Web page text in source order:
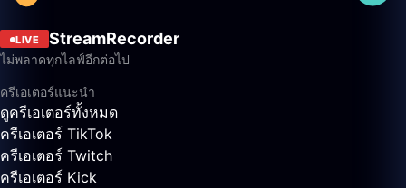
LIVE StreamRecorder
ไม่พลาดทุกไลฟ์อีกต่อไป
ครีเอเตอร์แนะนำ
ดูครีเอเตอร์ทั้งหมด
ครีเอเตอร์ TikTok
ครีเอเตอร์ Twitch
ครีเอเตอร์ Kick